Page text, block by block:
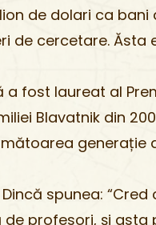
de dolari ca
de cercetare. Ăsta
a fost laureat al
Blavatnik din
generație
spunea:
profesori, și